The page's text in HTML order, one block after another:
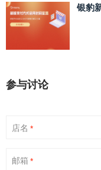
银豹
参与讨论
店名 *
邮箱 *